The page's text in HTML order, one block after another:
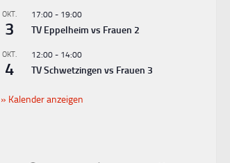
OKT.
3
17:00 - 19:00
TV Eppelheim vs Frauen 2
OKT.
4
12:00 - 14:00
TV Schwetzingen vs Frauen 3
Kalender anzeigen